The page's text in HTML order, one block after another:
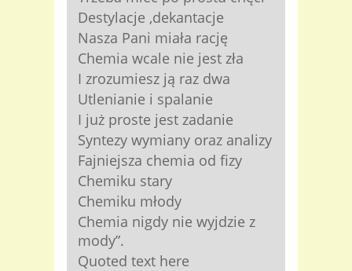
Destylacje ,dekantacje
Nasza Pani miała rację
Chemia wcale nie jest zła
I zrozumiesz ją raz dwa
Utlenianie i spalanie
I już proste jest zadanie
Syntezy wymiany oraz analizy
Fajniejsza chemia od fizy
Chemiku stary
Chemiku młody
Chemia nigdy nie wyjdzie z
mody”.
Quoted text here